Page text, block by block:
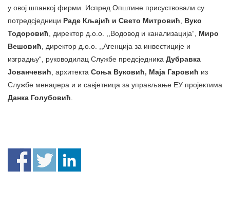
у овој шпанкој фирми. Испред Општине присуствовали су
потредсједници Раде Кљајић и Свето Митровић, Вуко
Тодоровић, директор д.о.о. ,,Водовод и канализација“, Миро
Вешовић, директор д.о.о. ,,Агенција за инвестиције и
изградњу“, руководилац Службе предсједника Дубравка
Јованчевић, архитекта Соња Вуковић, Маја Гаровић из
Службе менаџера и и савјетница за управљање ЕУ пројектима
Данка Голубовић.